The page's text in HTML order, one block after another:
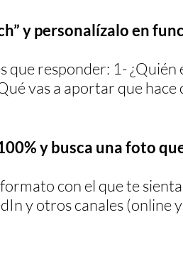
y personalízalo en
que responder: 1- ¿Quién
vas a aportar que hace
y busca una foto
con el que te
y otros canales (online